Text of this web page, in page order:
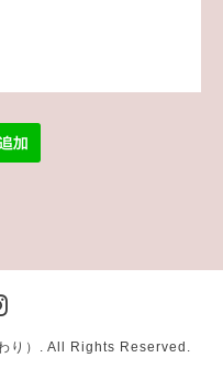
） . All Rights Reserved.